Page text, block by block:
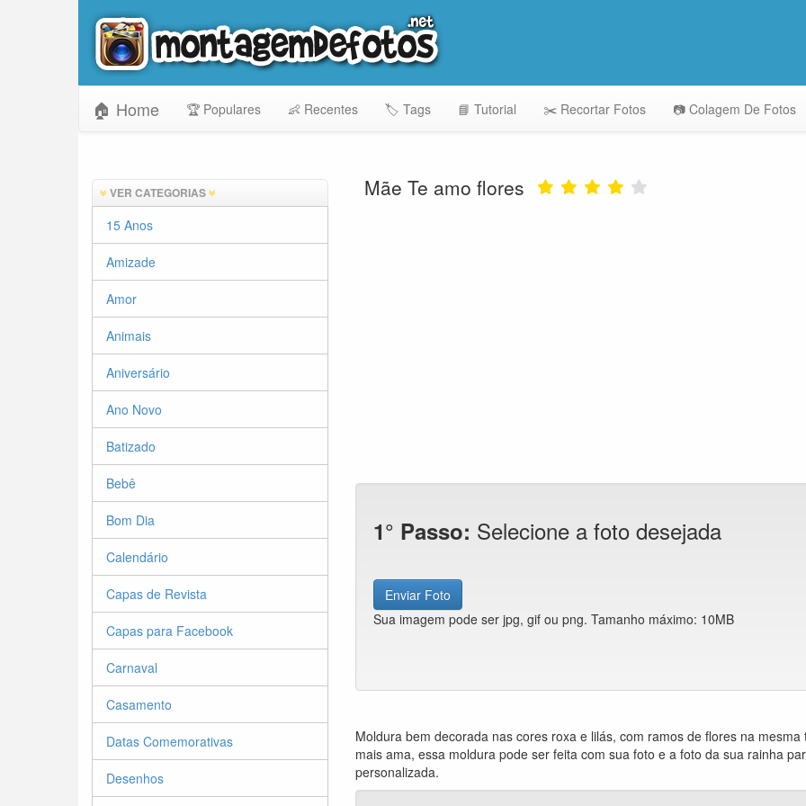
🏠 Home 🏆 Populares 👶 Recentes 🏷️ Tags 📘 Tutorial ✂️ Recortar Fotos 📷 Colagem De Fotos
VER CATEGORIAS
15 Anos
Amizade
Amor
Animais
Aniversário
Ano Novo
Batizado
Bebê
Bom Dia
Calendário
Capas de Revista
Capas para Facebook
Carnaval
Casamento
Datas Comemorativas
Desenhos
Mãe Te amo flores
1° Passo: Selecione a foto desejada
Enviar Foto
Sua imagem pode ser jpg, gif ou png. Tamanho máximo: 10MB
Moldura bem decorada nas cores roxa e lilás, com ramos de flores na
mais ama, essa moldura pode ser feita com sua foto e a foto da sua rainha
personalizada.